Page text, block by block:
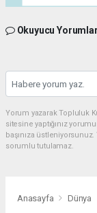
Okuyucu
Yorum yazarak Topluluk
sitesine yaptığınız
başınıza
sorumlu tutulamaz.
Anasayfa Dünya